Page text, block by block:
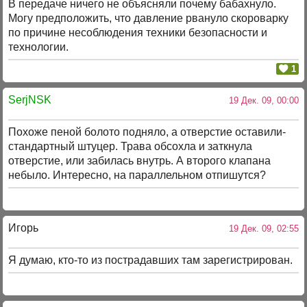
В передаче ничего не объясняли почему бабахнуло.
Могу предположить, что давление рвануло скороварку
по причине несоблюдения техники безопасности и
технологии.
1
SerjNSK 19 Дек. 09, 00:00
Похоже пеной болото подняло, а отверстие оставили-
стандартный штуцер. Трава обсохла и заткнула
отверстие, или забилась внутрь. А второго клапана
небыло. Интересно, на параллельном отпишутся?
Игорь 19 Дек. 09, 02:55
Я думаю, кто-то из пострадавших там зарегистрирован.